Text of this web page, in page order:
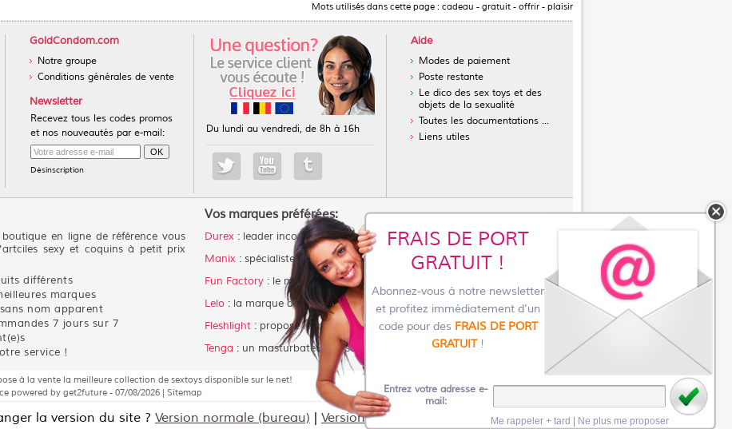
Mots utilisés dans cette page : cadeau - gratuit - offrir - plaisir
GoldCondom.com
Notre groupe
Conditions générales de vente
Newsletter
Recevez tous les codes promos
et nos nouveautés par e-mail:
Désinscription
Du lundi au vendredi, de 8h à 16h
Aide
Modes de paiement
Poste restante
Le dico des sex toys et des
objets de la sexualité
Toutes les documentations ...
Liens utiles
en ligne de référence vous
sexy et coquins à petit prix
différents
marques
nom apparent
7 jours sur 7
service !
Vos marques préférées:
Durex : leader incontestable des préservatifs masculins
Manix : spécialiste du préservatif sans latex
Fun Factory : le meilleur choix pour l'achat d'un vibromasseur
Lelo : la marque de luxe des sex toys pour femmes
Fleshlight : propose le meilleur masturbateur pour homme
Tenga : un masturbateur masculin pas cher et discret
à la vente la meilleure collection de sextoys disponible sur le net!
powered by get2future - 07/08/2026 | Sitemap
la version du site ? Version normale (bureau) Version mobile
FRAIS DE PORT
GRATUIT !
Abonnez-vous à notre newsletter
et profitez immédiatement d'un
code pour des FRAIS DE PORT
GRATUIT!
Entrez votre adresse e-
mail:
Me rappeler + tard Ne plus me proposer